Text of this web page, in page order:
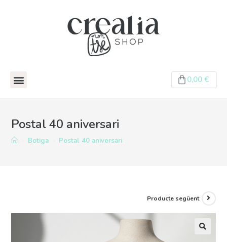
0,00 €
Postal 40 aniversari
Botiga Postal 40 aniversari
Producte següent